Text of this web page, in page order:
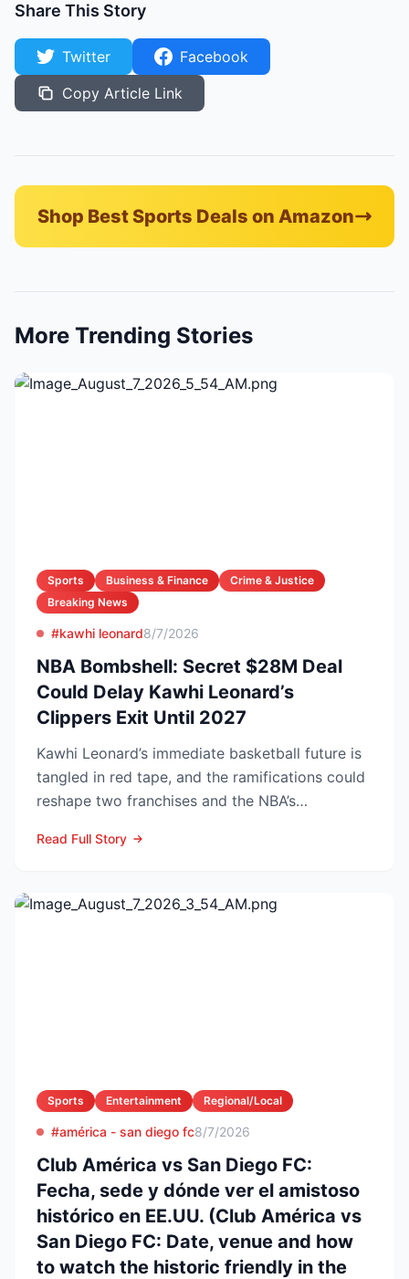
Share This Story
Twitter
Facebook
Copy Article Link
Shop Best Sports Deals on Amazon
More Trending Stories
Sports Business & Finance
Crime & Justice
Breaking News
#kawhi leonard8/7/2026
NBA Bombshell: Secret $28M Deal
Could Delay Kawhi Leonard’s
Clippers Exit Until 2027
Kawhi Leonard’s immediate basketball future is
tangled in red tape, and the ramifications could
reshape two franchises and the NBA’s
Read Full Story
Sports Entertainment Regional/Local
#américa - san diego fc8/7/2026
Club América vs San Diego FC:
Fecha, sede y dónde ver el amistoso
histórico en EE.UU. (Club América vs
San Diego FC: Date, venue and how
to watch the historic friendly in the